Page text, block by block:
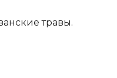
травы.